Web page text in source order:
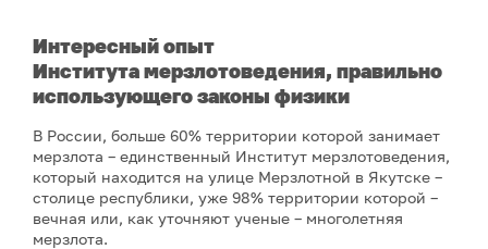
Интересный опыт
Институтамерзлотоведения, правильно
использующего законы физики
В России, больше 60% территории которой занимает
мерзлота – единственный Институт мерзлотоведения,
который находится на улице Мерзлотной в Якутске –
столице республики, уже 98% территории которой –
вечная или, как уточняют ученые – многолетняя
мерзлота.